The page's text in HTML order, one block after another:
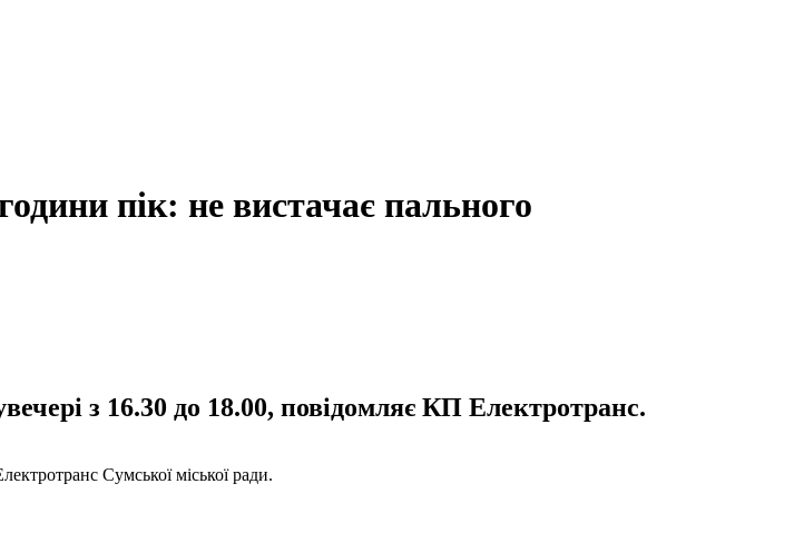
пік: не вистачає пального
з 16.30 до 18.00, повідомляє КП Електротранс.
Сумської міської ради.